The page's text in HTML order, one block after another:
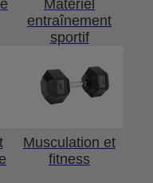
Matériel
entraînement
sportif
Musculation et
fitness